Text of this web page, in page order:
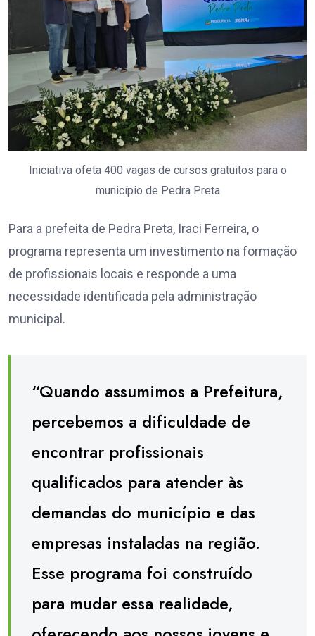
Iniciativa ofeta 400 vagas de cursos gratuitos para o
município de Pedra Preta
Para a prefeita de Pedra Preta, Iraci Ferreira, o
programa representa um investimento na formação
de profissionais locais e responde a uma
necessidade identificada pela administração
municipal.
“Quando assumimos a Prefeitura,
percebemos a dificuldade de
encontrar profissionais
qualificados para atender às
demandas do município e das
empresas instaladas na região.
Esse programa foi construído
para mudar essa realidade,